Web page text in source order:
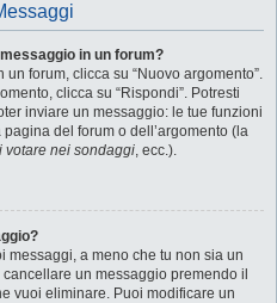
in un forum?
forum, clicca su “Nuovo argomento”.
clicca su “Rispondi”. Potresti
inviare un messaggio: le tue funzioni
del forum o dell’argomento (la
votare nei sondaggi, ecc.).
messaggi, a meno che tu non sia un
un messaggio premendo il
vuoi eliminare. Puoi modificare un